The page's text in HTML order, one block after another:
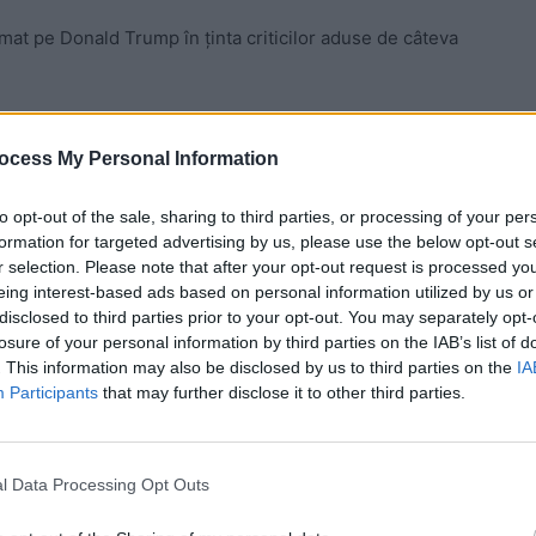
My Personal Information
opt-out of the sale, sharing to third parties, or processing of your
for targeted advertising by us, please use the below opt-out
selection. Please note that after your opt-out request is processed
interest-based ads based on personal information utilized by us
to third parties prior to your opt-out. You may separately
of your personal information by third parties on the IAB’s list of
This information may also be disclosed by us to third parties on the
Participants that may further disclose it to other third parties.
Data Processing Opt Outs
pe Donald Trump în ținta criticilor aduse de câteva
că președintele a făcut o serie de afirmații
Advertisement -